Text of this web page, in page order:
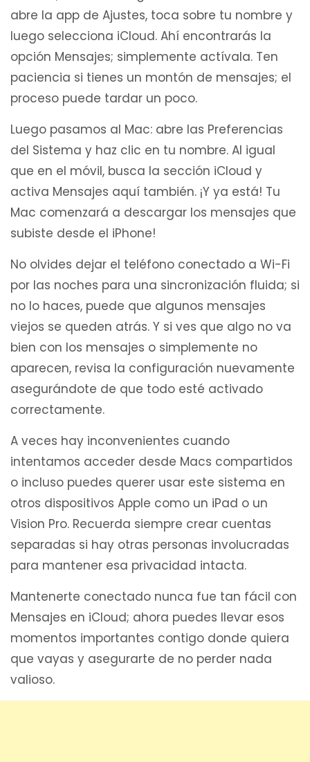
abre la app de Ajustes, toca sobre tu nombre y
luego selecciona iCloud. Ahí encontrarás la
opción Mensajes; simplemente actívala. Ten
paciencia si tienes un montón de mensajes; el
proceso puede tardar un poco.
Luego pasamos al Mac: abre las Preferencias
del Sistema y haz clic en tu nombre. Al igual
que en el móvil, busca la sección iCloud y
activa Mensajes aquí también. ¡Y ya está! Tu
Mac comenzará a descargar los mensajes que
subiste desde el iPhone!
No olvides dejar el teléfono conectado a Wi-Fi
por las noches para una sincronización fluida; si
no lo haces, puede que algunos mensajes
viejos se queden atrás. Y si ves que algo no va
bien con los mensajes o simplemente no
aparecen, revisa la configuración nuevamente
asegurándote de que todo esté activado
correctamente.
A veces hay inconvenientes cuando
intentamos acceder desde Macs compartidos
o incluso puedes querer usar este sistema en
otros dispositivos Apple como un iPad o un
Vision Pro. Recuerda siempre crear cuentas
separadas si hay otras personas involucradas
para mantener esa privacidad intacta.
Mantenerte conectado nunca fue tan fácil con
Mensajes en iCloud; ahora puedes llevar esos
momentos importantes contigo donde quiera
que vayas y asegurarte de no perder nada
valioso.